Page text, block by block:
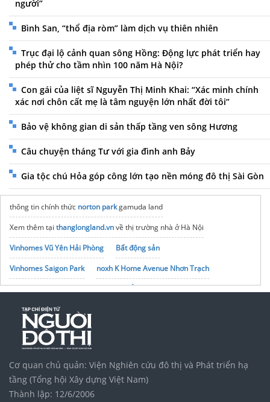
người”
Bình San, “thổ địa ròm” làm dịch vụ thiên nhiên
Trục đại lộ cảnh quan sông Hồng: Động lực phát triển hay
phép thử cho tầm nhìn 100 năm Hà Nội?
Con gái của liệt sĩ Nguyễn Thị Minh Khai: “Xác minh chính
xác nơi chôn cất mẹ là tâm nguyện lớn nhất đời tôi”
Bảo vệ không gian di sản thấp tầng ven sông Hương
Câu chuyện tháng Tư với gia đình anh Bảy
Gia tộc chú Hỏa góp công lớn tạo nền móng đô thị Sài Gòn
thông tin chính thức norton parkgamuda land
Xem thêm tại thanglongland.vnvề thị trường nhà ở Hà Nội
Vinhomes Vũ Yên Hải Phòng
Bất động sản
Vinhomes Saigon Park
noxh K Home Avenue Nhơn Trạch
Gấu bông in logo
Giải pháp
Cơ quan chủ quản: Viện Nghiên cứu đô thị và Phát triển hạ
tầng (Tổng hội Xây dựng Việt Nam)
Thành lập: 12/6/2006